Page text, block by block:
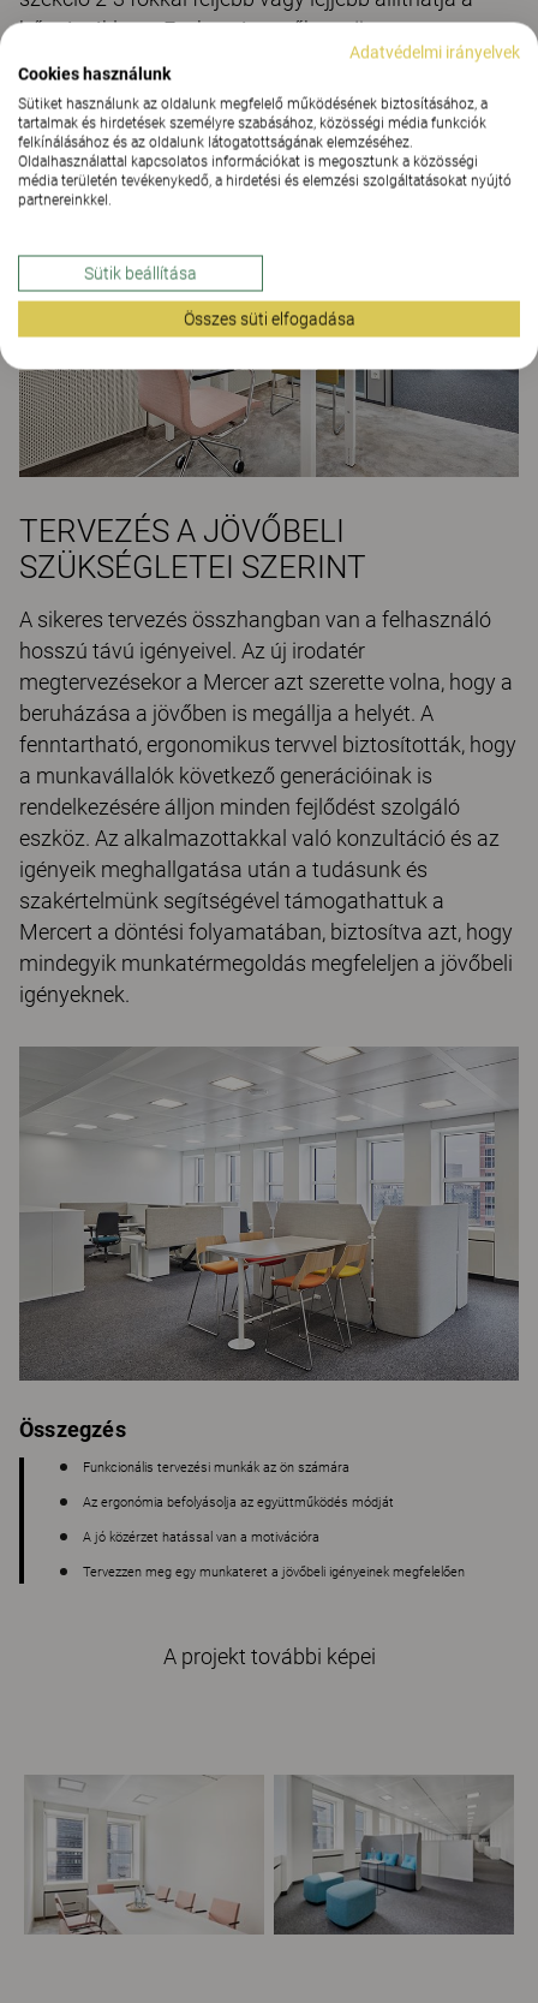
hőmérsékletet. Ezek a tényezők együttesen
biztosítják a lehető legjobb munkakörnyezetet a
dolgozók számára.
TERVEZÉS A JÖVŐBELI
SZÜKSÉGLETEI SZERINT
A sikeres tervezés összhangban van a felhasználó
hosszú távú igényeivel. Az új irodatér
megtervezésekor a Mercer azt szerette volna, hogy a
beruházása a jövőben is megállja a helyét. A
fenntartható, ergonomikus tervvel biztosították, hogy
a munkavállalók következő generációinak is
rendelkezésére álljon minden fejlődést szolgáló
eszköz. Az alkalmazottakkal való konzultáció és az
igényeik meghallgatása után a tudásunk és
szakértelmünk segítségével támogathattuk a
Mercert a döntési folyamatában, biztosítva azt, hogy
mindegyik munkatérmegoldás megfeleljen a jövőbeli
igényeknek.
Összegzés
Funkcionális tervezési munkák az ön számára
Az ergonómia befolyásolja az együttműködés módját
A jó közérzet hatással van a motivációra
Tervezzen meg egy munkateret a jövőbeli igényeinek megfelelően
A projekt további képei
Adatvédelmi irányelvek
Cookies használunk
Sütiket használunk az oldalunk megfelelő működésének biztosításához, a
tartalmak és hirdetések személyre szabásához, közösségi média funkciók
felkínálásához és az oldalunk látogatottságának elemzéséhez.
Oldalhasználattal kapcsolatos információkat is megosztunk a közösségi
média területén tevékenykedő, a hirdetési és elemzési szolgáltatásokat nyújtó
partnereinkkel.
Sütik beállítása
Összes süti elfogadása